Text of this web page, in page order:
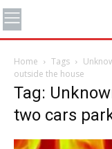
Home Tags
outside the house
Tag:
two cars